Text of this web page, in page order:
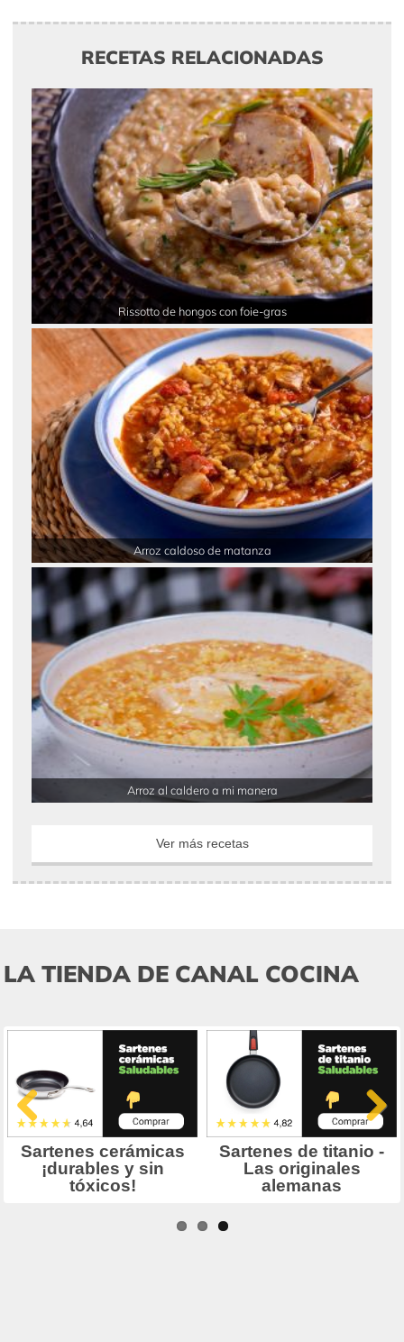
RECETAS RELACIONADAS
Rissotto de hongos con foie-gras
Arroz caldoso de matanza
Arroz al caldero a mi manera
Ver más recetas
LA TIENDA DE CANAL COCINA